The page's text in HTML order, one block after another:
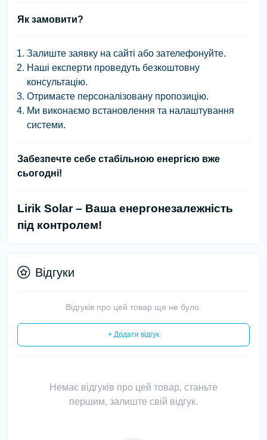
Як замовити?
Залиште заявку на сайті або зателефонуйте.
Наші експерти проведуть безкоштовну
консультацію.
Отримаєте персоналізовану пропозицію.
Ми виконаємо встановлення та налаштування
системи.
Забезпечте себе стабільною енергією вже
сьогодні!
Lirik Solar – Ваша енергонезалежність
під контролем!
Відгуки
Відгуків про цей товар ще не було.
+ Додати відгук
Немає відгуків про цей товар, станьте
першим, залиште свій відгук.